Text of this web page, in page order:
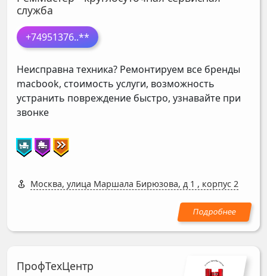
служба
+74951376..**
Неисправна техника? Ремонтируем все бренды
macbook, стоимость услуги, возможность
устранить повреждение быстро, узнавайте при
звонке
Москва, улица Маршала Бирюзова, д 1 , корпус 2
ПрофТехЦентр